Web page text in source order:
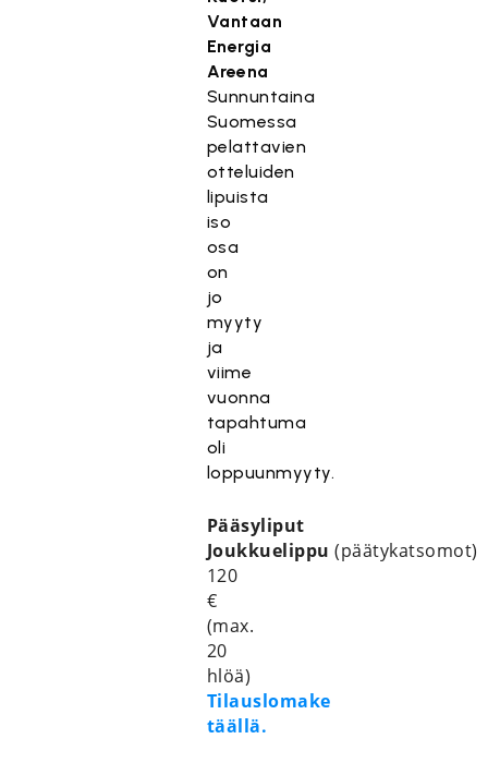
Vantaan
Energia
Areena
Sunnuntaina
Suomessa
pelattavien
otteluiden
lipuista
iso
osa
on
jo
myyty
ja
viime
vuonna
tapahtuma
oli
loppuunmyyty.
Pääsyliput
Joukkuelippu (päätykatsomot)
120
€
(max.
20
hlöä)
Tilauslomake
täällä.